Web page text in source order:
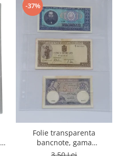
-37%
Folie transparenta
bancnote, gama
Grande(A4), cod SH312, 3